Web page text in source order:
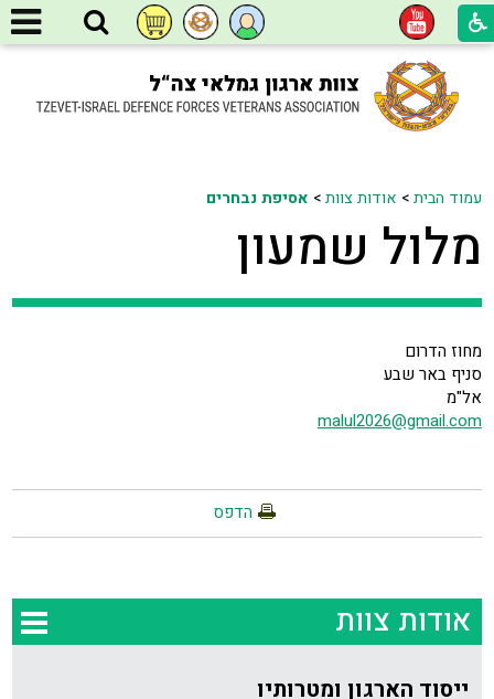
עמוד הבית> אודות צוות> אסיפת נבחרים
מלול שמעון
מחוז הדרום
סניף באר שבע
אל"מ
malul2026@gmail.com
הדפס
אודות צוות
ייסוד הארגון ומטרותיו